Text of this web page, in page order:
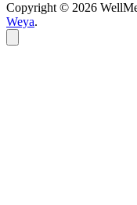
Copyright © 2026
Weya.